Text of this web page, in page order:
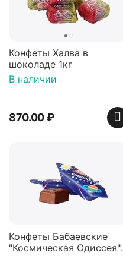
Конфеты Халва в
шоколаде 1кг
В наличии
870.00₽
Конфеты Бабаевские
"Космическая Одиссея",